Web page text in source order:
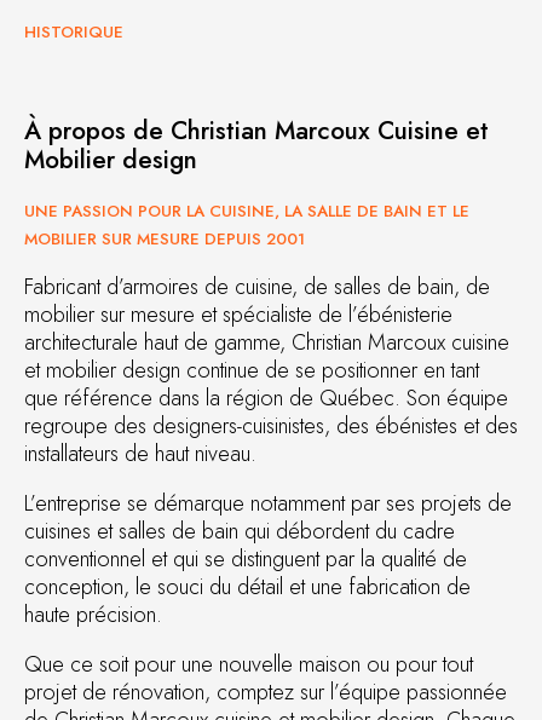
HISTORIQUE
À propos de Christian Marcoux Cuisine et
Mobilier design
UNE PASSION POUR LA CUISINE, LA SALLE DE BAIN ET LE
MOBILIER SUR MESURE DEPUIS 2001
Fabricant d’armoires de cuisine, de salles de bain, de
mobilier sur mesure et spécialiste de l’ébénisterie
architecturale haut de gamme, Christian Marcoux cuisine
et mobilier design continue de se positionner en tant
que référence dans la région de Québec. Son équipe
regroupe des designers-cuisinistes, des ébénistes et des
installateurs de haut niveau.
L’entreprise se démarque notamment par ses projets de
cuisines et salles de bain qui débordent du cadre
conventionnel et qui se distinguent par la qualité de
conception, le souci du détail et une fabrication de
haute précision.
Que ce soit pour une nouvelle maison ou pour tout
projet de rénovation, comptez sur l’équipe passionnée